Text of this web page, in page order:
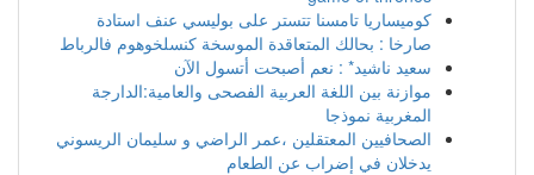
كوميساريا تامسنا تتستر على بوليسي عنف استادة
صارخا : بحالك المتعاقدة الموسخة كنسلخوهوم فالرباط
سعيد ناشيد* : نعم أصبحت أتسول الآن
موازنة بين اللغة العربية الفصحى والعامية:الدارجة
المغربية نموذجا
الصحافيين المعتقلين ،عمر الراضي و سليمان الريسوني
يدخلان في إضراب عن الطعام